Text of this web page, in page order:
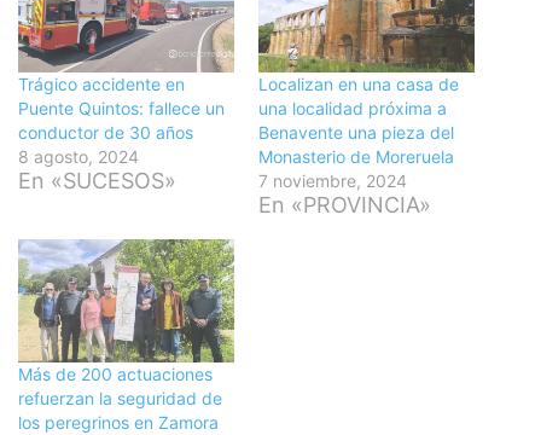
Trágico accidente en
Puente Quintos: fallece un
conductor de 30 años
8 agosto, 2024
En «SUCESOS»
Localizan en una casa de
una localidad próxima a
Benavente una pieza del
Monasterio de Moreruela
7 noviembre, 2024
En «PROVINCIA»
Más de 200 actuaciones
refuerzan la seguridad de
los peregrinos en Zamora